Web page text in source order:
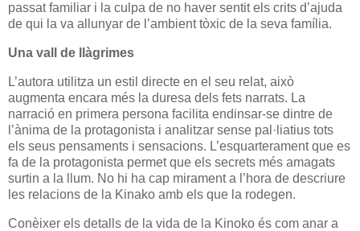
passat familiar i la culpa de no haver sentit els crits d’ajuda
de qui la va allunyar de l’ambient tòxic de la seva família.
Una vall de llàgrimes
L’autora utilitza un estil directe en el seu relat, això
augmenta encara més la duresa dels fets narrats. La
narració en primera persona facilita endinsar-se dintre de
l’ànima de la protagonista i analitzar sense pal·liatius tots
els seus pensaments i sensacions. L’esquarterament que es
fa de la protagonista permet que els secrets més amagats
surtin a la llum. No hi ha cap mirament a l’hora de descriure
les relacions de la Kinako amb els que la rodegen.
Conèixer els detalls de la vida de la Kinoko és com anar a